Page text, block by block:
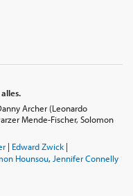
Archer (Leonardo
Mende-Fischer, Solomon
| Edward Zwick|
Hounsou, Jennifer Connelly